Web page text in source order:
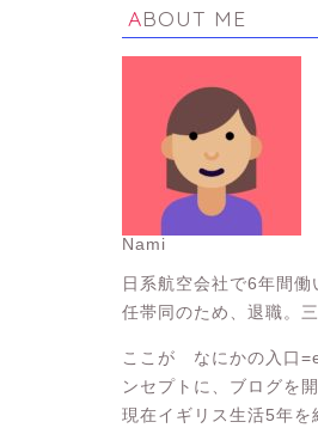
ABOUT ME
Nami
日系航空会社で6年間
任帯同のため、退職。三
ここが なにかの入口
ンセプトに、ブログを開
現在イギリス生活5年を